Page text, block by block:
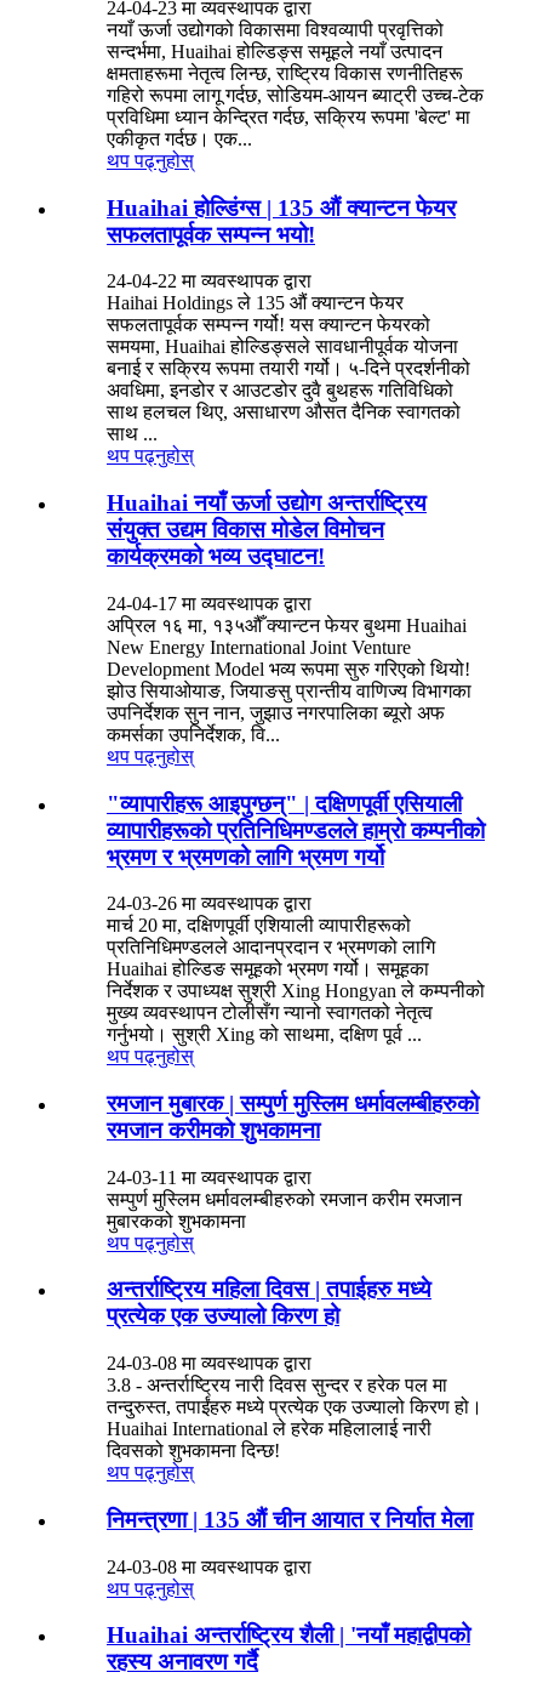
24-04-23 मा व्यवस्थापक द्वारा
नयाँ ऊर्जा उद्योगको विकासमा विश्वव्यापी प्रवृत्तिको
सन्दर्भमा, Huaihai होल्डिङ्स समूहले नयाँ उत्पादन
क्षमताहरूमा नेतृत्व लिन्छ, राष्ट्रिय विकास रणनीतिहरू
गहिरो रूपमा लागू गर्दछ, सोडियम-आयन ब्याट्री उच्च-टेक
प्रविधिमा ध्यान केन्द्रित गर्दछ, सक्रिय रूपमा 'बेल्ट' मा
एकीकृत गर्दछ। एक...
थप पढ्नुहोस्
Huaihai होल्डिंग्स | 135 औं क्यान्टन फेयर
सफलतापूर्वक सम्पन्न भयो!
24-04-22 मा व्यवस्थापक द्वारा
Haihai Holdings ले 135 औं क्यान्टन फेयर
सफलतापूर्वक सम्पन्न गर्यो! यस क्यान्टन फेयरको
समयमा, Huaihai होल्डिङ्सले सावधानीपूर्वक योजना
बनाई र सक्रिय रूपमा तयारी गर्यो। ५-दिने प्रदर्शनीको
अवधिमा, इनडोर र आउटडोर दुवै बुथहरू गतिविधिको
साथ हलचल थिए, असाधारण औसत दैनिक स्वागतको
साथ ...
थप पढ्नुहोस्
Huaihai नयाँ ऊर्जा उद्योग अन्तर्राष्ट्रिय
संयुक्त उद्यम विकास मोडेल विमोचन
कार्यक्रमको भव्य उद्घाटन!
24-04-17 मा व्यवस्थापक द्वारा
अप्रिल १६ मा, १३५औँ क्यान्टन फेयर बुथमा Huaihai
New Energy International Joint Venture
Development Model भव्य रूपमा सुरु गरिएको थियो!
झोउ सियाओयाङ, जियाङसु प्रान्तीय वाणिज्य विभागका
उपनिर्देशक सुन नान, जुझाउ नगरपालिका ब्यूरो अफ
कमर्सका उपनिर्देशक, वि...
थप पढ्नुहोस्
"व्यापारीहरू आइपुग्छन्" | दक्षिणपूर्वी एसियाली
व्यापारीहरूको प्रतिनिधिमण्डलले हाम्रो कम्पनीको
भ्रमण र भ्रमणको लागि भ्रमण गर्यो
24-03-26 मा व्यवस्थापक द्वारा
मार्च 20 मा, दक्षिणपूर्वी एशियाली व्यापारीहरूको
प्रतिनिधिमण्डलले आदानप्रदान र भ्रमणको लागि
Huaihai होल्डिङ समूहको भ्रमण गर्यो। समूहका
निर्देशक र उपाध्यक्ष सुश्री Xing Hongyan ले कम्पनीको
मुख्य व्यवस्थापन टोलीसँग न्यानो स्वागतको नेतृत्व
गर्नुभयो। सुश्री Xing को साथमा, दक्षिण पूर्व ...
थप पढ्नुहोस्
रमजान मुबारक | सम्पुर्ण मुस्लिम धर्मावलम्बीहरुको
रमजान करीमको शुभकामना
24-03-11 मा व्यवस्थापक द्वारा
सम्पुर्ण मुस्लिम धर्मावलम्बीहरुको रमजान करीम रमजान
मुबारकको शुभकामना
थप पढ्नुहोस्
अन्तर्राष्ट्रिय महिला दिवस | तपाईहरु मध्ये
प्रत्येक एक उज्यालो किरण हो
24-03-08 मा व्यवस्थापक द्वारा
3.8 - अन्तर्राष्ट्रिय नारी दिवस सुन्दर र हरेक पल मा
तन्दुरुस्त, तपाईंहरु मध्ये प्रत्येक एक उज्यालो किरण हो।
Huaihai International ले हरेक महिलालाई नारी
दिवसको शुभकामना दिन्छ!
थप पढ्नुहोस्
निमन्त्रणा | 135 औं चीन आयात र निर्यात मेला
24-03-08 मा व्यवस्थापक द्वारा
थप पढ्नुहोस्
Huaihai अन्तर्राष्ट्रिय शैली | 'नयाँ महाद्वीपको
रहस्य अनावरण गर्दै